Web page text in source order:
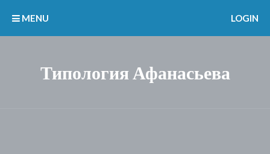
Типология Афанасьева
MENU LOGIN